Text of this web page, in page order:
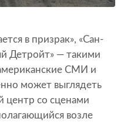
в призрак», «Сан-
Детройт» — такими
СМИ и
может выглядеть
центр со сценами
возле